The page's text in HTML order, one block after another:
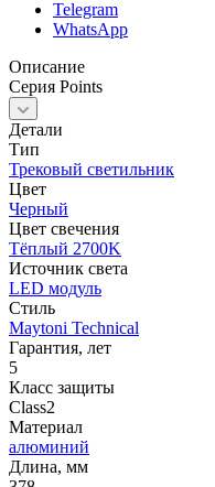
Telegram
WhatsApp
Описание
Серия Points
Детали
Тип
Трековый светильник
Цвет
Черный
Цвет свечения
Тёплый 2700K
Источник cвета
LED модуль
Стиль
Maytoni Technical
Гарантия, лет
5
Класс защиты
Class2
Материал
алюминий
Длина, мм